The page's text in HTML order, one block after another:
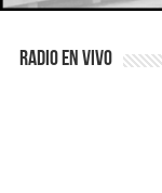
RADIO EN VIVO